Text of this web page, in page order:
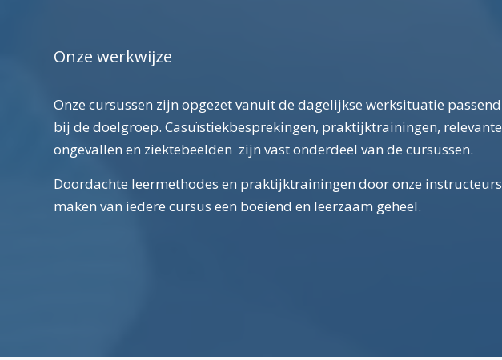
Onze werkwijze
Onze cursussen zijn opgezet vanuit de dagelijkse werksituatie passend
bij de doelgroep. Casuïstiekbesprekingen, praktijktrainingen, relevante
ongevallen en ziektebeelden zijn vast onderdeel van de cursussen.
Doordachte leermethodes en praktijktrainingen door onze instructeurs
maken van iedere cursus een boeiend en leerzaam geheel.